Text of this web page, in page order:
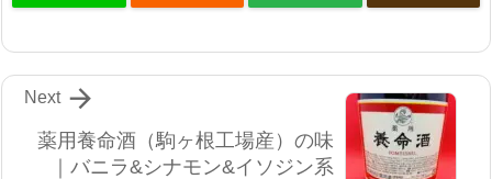
薬用養命酒（駒ヶ根工場産）の味
｜バニラ&シナモン&イソジン系

Next